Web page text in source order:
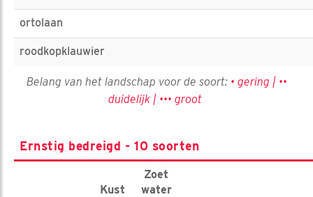
ortolaan
roodkopklauwier
Belang van het landschap voor de soort: • gering | ••
duidelijk | ••• groot
Ernstig bedreigd - 10 soorten
Kust
Zoet
water